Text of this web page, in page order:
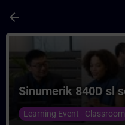
arrow_back
課程 - Sinumerik
Sinumerik 840D sl
Learning Event - Classroom